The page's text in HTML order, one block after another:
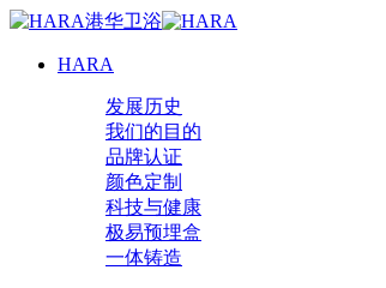
HARA
发展历史
我们的目的
品牌认证
颜色定制
科技与健康
极易预埋盒
一体铸造